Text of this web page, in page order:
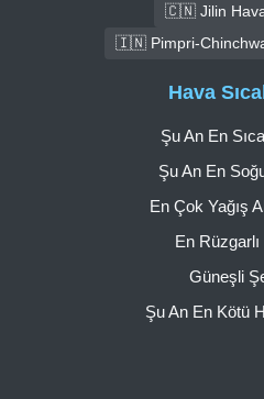
🇨🇳 Jilin
🇮🇳 Pimpri-
Hava
Şu An En
Şu An En
En Çok Yağış
En
Güneşli
Şu An En Kötü